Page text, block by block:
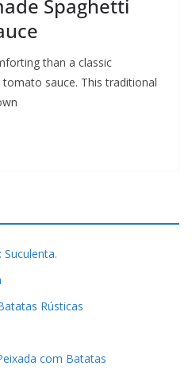
Spaghetti
than a classic
sauce. This traditional
Suculenta.
Rústicas
com Batatas